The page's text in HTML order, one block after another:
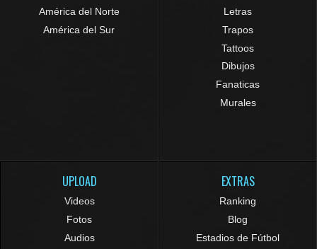
América del Norte
América del Sur
Letras
Trapos
Tattoos
Dibujos
Fanaticas
Murales
UPLOAD
Videos
Fotos
Audios
EXTRAS
Ranking
Blog
Estadios de Fútbol